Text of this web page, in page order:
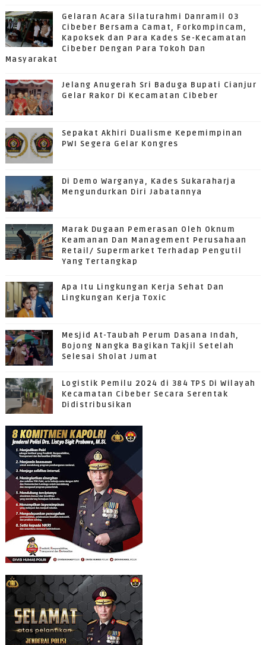
Gelaran Acara Silaturahmi Danramil 03
Cibeber Bersama Camat, Forkompincam,
Kapoksek dan Para Kades Se-Kecamatan
Cibeber Dengan Para Tokoh Dan
Masyarakat
Jelang Anugerah Sri Baduga Bupati Cianjur
Gelar Rakor Di Kecamatan Cibeber
Sepakat Akhiri Dualisme Kepemimpinan
PWI Segera Gelar Kongres
Di Demo Warganya, Kades Sukaraharja
Mengundurkan Diri Jabatannya
Marak Dugaan Pemerasan Oleh Oknum
Keamanan Dan Management Perusahaan
Retail/ Supermarket Terhadap Pengutil
Yang Tertangkap
Apa Itu Lingkungan Kerja Sehat Dan
Lingkungan Kerja Toxic
Mesjid At-Taubah Perum Dasana Indah,
Bojong Nangka Bagikan Takjil Setelah
Selesai Sholat Jumat
Logistik Pemilu 2024 di 384 TPS Di Wilayah
Kecamatan Cibeber Secara Serentak
Didistribusikan